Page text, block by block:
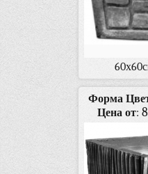
Форма
Цена от: